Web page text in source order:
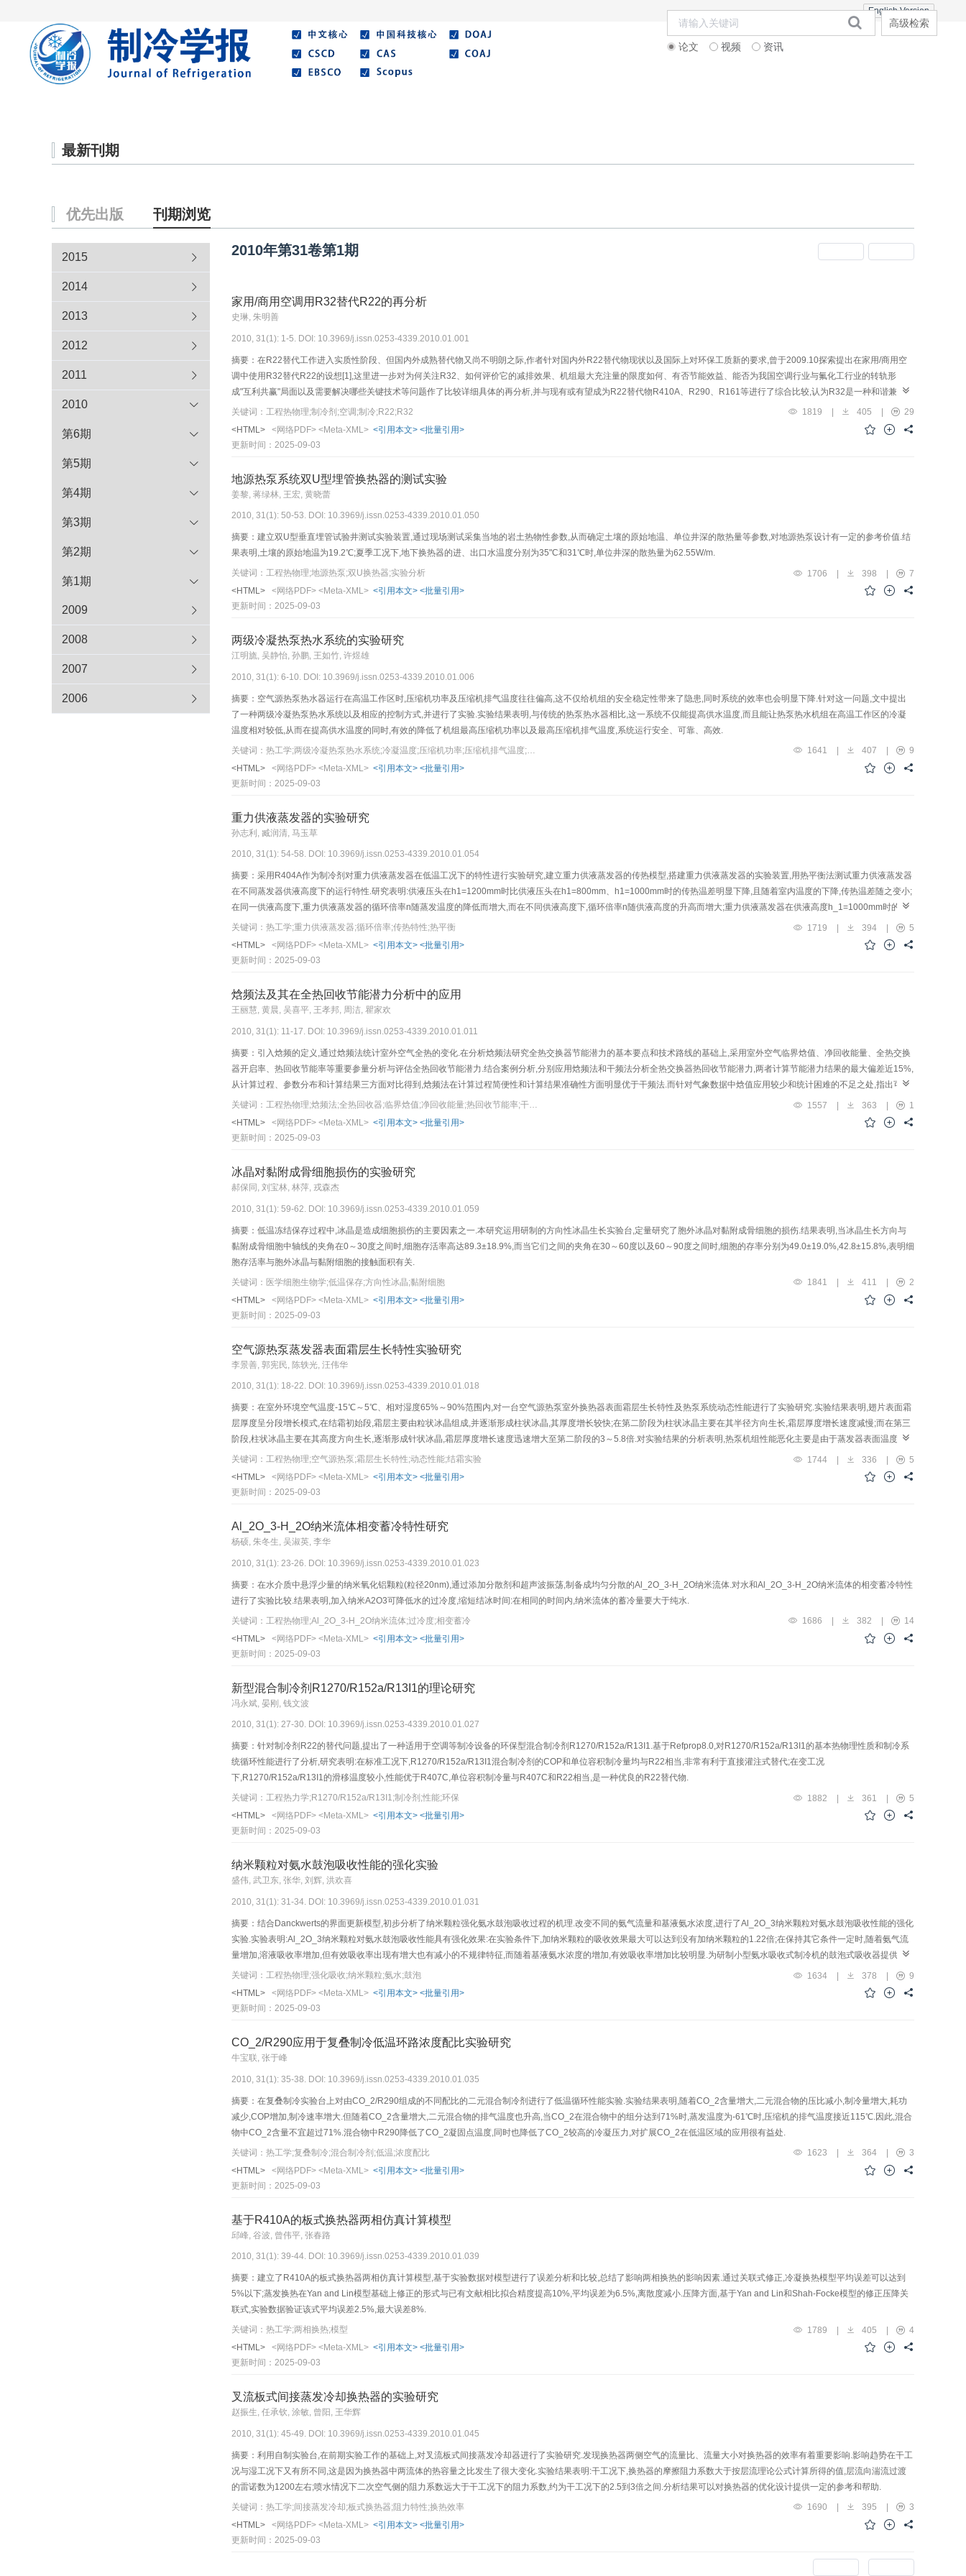
English Version
论文 视频 资讯
高级检索
最新刊期
优先出版 刊期浏览
2015
2014
2013
2012
2011
2010
第6期
第5期
第4期
第3期
第2期
第1期
2009
2008
2007
2006
2010年第31卷第1期
家用/商用空调用R32替代R22的再分析
史琳, 朱明善
2010, 31(1): 1-5. DOI: 10.3969/j.issn.0253-4339.2010.01.001
摘要：在R22替代工作进入实质性阶段、但国内外成熟替代物又尚不明朗之际,作者针对国内外R22替代物现状以及国际上对环保工质新的要求,曾于2009.10探索提出在家用/商用空
调中使用R32替代R22的设想[1],这里进一步对为何关注R32、如何评价它的减排效果、机组最大充注量的限度如何、有否节能效益、能否为我国空调行业与氟化工行业的转轨形
成"互利共赢"局面以及需要解决哪些关键技术等问题作了比较详细具体的再分析,并与现有或有望成为R22替代物R410A、R290、R161等进行了综合比较,认为R32是一种和谐兼顾减
排、节能、安全、市场和替代物转轨等诸方面要求的、很有前景的替代R22的长期制冷剂.
关键词：工程热物理;制冷剂;空调;制冷;R22;R32 1819 405
29
<HTML>
<网络PDF> <Meta-XML> <引用本文> <批量引用>
更新时间：2025-09-03
地源热泵系统双U型埋管换热器的测试实验
姜黎, 蒋绿林, 王宏, 黄晓蕾
2010, 31(1): 50-53. DOI: 10.3969/j.issn.0253-4339.2010.01.050
摘要：建立双U型垂直埋管试验井测试实验装置,通过现场测试采集当地的岩土热物性参数,从而确定土壤的原始地温、单位井深的散热量等参数,对地源热泵设计有一定的参考价值.结
果表明,土壤的原始地温为19.2℃;夏季工况下,地下换热器的进、出口水温度分别为35"C和31℃时,单位井深的散热量为62.55W/m.
关键词：工程热物理;地源热泵;双U换热器;实验分析
1706 | 398 |
7
<HTML>
<网络PDF> <Meta-XML> <引用本文> <批量引用>
更新时间：2025-09-03
两级冷凝热泵热水系统的实验研究
江明旒, 吴静怡, 孙鹏, 王如竹, 许煜雄
2010, 31(1): 6-10. DOI: 10.3969/j.issn.0253-4339.2010.01.006
摘要：空气源热泵热水器运行在高温工作区时,压缩机功率及压缩机排气温度往往偏高,这不仅给机组的安全稳定性带来了隐患,同时系统的效率也会明显下降.针对这一问题,文中提出
了一种两级冷凝热泵热水系统以及相应的控制方式,并进行了实验.实验结果表明,与传统的热泵热水器相比,这一系统不仅能提高供水温度,而且能让热泵热水机组在高温工作区的冷凝
温度相对较低,从而在提高供水温度的同时,有效的降低了机组最高压缩机功率以及最高压缩机排气温度,系统运行安全、可靠、高效.
关键词：热工学;两级冷凝热泵热水系统;冷凝温度;压缩机功率;压缩机排气温度;能效比
1641 407
9
<HTML>
<网络PDF> <Meta-XML> <引用本文> <批量引用>
更新时间：2025-09-03
重力供液蒸发器的实验研究
孙志利, 臧润清, 马玉草
2010, 31(1): 54-58. DOI: 10.3969/j.issn.0253-4339.2010.01.054
摘要：采用R404A作为制冷剂对重力供液蒸发器在低温工况下的特性进行实验研究,建立重力供液蒸发器的传热模型,搭建重力供液蒸发器的实验装置,用热平衡法测试重力供液蒸发器
在不同蒸发器供液高度下的运行特性.研究表明:供液压头在h1=1200mm时比供液压头在h1=800mm、h1=1000mm时的传热温差明显下降,且随着室内温度的下降,传热温差随之变小;
在同一供液高度下,重力供液蒸发器的循环倍率n随蒸发温度的降低而增大,而在不同供液高度下,循环倍率n随供液高度的升高而增大;重力供液蒸发器在供液高度h_1=1000mm时的制
冷量明显高于h_1=800mm时的制冷量,其最大增幅为16.9%;而h_1=1200
关键词：热工学;重力供液蒸发器;循环倍率;传热特性;热平衡 1719 394
5
<HTML>
<网络PDF> <Meta-XML> <引用本文> <批量引用>
更新时间：2025-09-03
焓频法及其在全热回收节能潜力分析中的应用
王丽慧, 黄晨, 吴喜平, 王孝邦, 周洁, 瞿家欢
2010, 31(1): 11-17. DOI: 10.3969/j.issn.0253-4339.2010.01.011
摘要：引入焓频的定义,通过焓频法统计室外空气全热的变化.在分析焓频法研究全热交换器节能潜力的基本要点和技术路线的基础上,采用室外空气临界焓值、净回收能量、全热交换
器开启率、热回收节能率等重要参量分析与评估全热回收节能潜力.结合案例分析,分别应用焓频法和干频法分析全热交换器热回收节能潜力,两者计算节能潜力结果的最大偏差近15%,
从计算过程、参数分布和计算结果三方面对比得到,焓频法在计算过程简便性和计算结果准确性方面明显优于干频法.而针对气象数据中焓值应用较少和统计困难的不足之处,指出可用
湿频法替代焓频法,两者节能潜力计算结果偏差较小,在3%以内.指出焓频法具有较好的应用前景和理论价值.
关键词：工程热物理;焓频法;全热回收器;临界焓值;净回收能量;热回收节能率;干频法 1557 | 363 |
1
<HTML>
<网络PDF> <Meta-XML> <引用本文> <批量引用>
更新时间：2025-09-03
冰晶对黏附成骨细胞损伤的实验研究
郝保同, 刘宝林, 林萍, 戎森杰
2010, 31(1): 59-62. DOI: 10.3969/j.issn.0253-4339.2010.01.059
摘要：低温冻结保存过程中,冰晶是造成细胞损伤的主要因素之一.本研究运用研制的方向性冰晶生长实验台,定量研究了胞外冰晶对黏附成骨细胞的损伤.结果表明,当冰晶生长方向与
黏附成骨细胞中轴线的夹角在0～30度之间时,细胞存活率高达89.3±18.9%,而当它们之间的夹角在30～60度以及60～90度之间时,细胞的存率分别为49.0±19.0%,42.8±15.8%,表明细
胞存活率与胞外冰晶与黏附细胞的接触面积有关.
关键词：医学细胞生物学;低温保存;方向性冰晶;黏附细胞
1841 411
2
<HTML>
<网络PDF> <Meta-XML> <引用本文> <批量引用>
更新时间：2025-09-03
空气源热泵蒸发器表面霜层生长特性实验研究
李景善, 郭宪民, 陈轶光, 汪伟华
2010, 31(1): 18-22. DOI: 10.3969/j.issn.0253-4339.2010.01.018
摘要：在室外环境空气温度-15℃～5℃、相对湿度65%～90%范围内,对一台空气源热泵室外换热器表面霜层生长特性及热泵系统动态性能进行了实验研究.实验结果表明,翅片表面霜
层厚度呈分段增长模式,在结霜初始段,霜层主要由粒状冰晶组成,并逐渐形成柱状冰晶,其厚度增长较快;在第二阶段为柱状冰晶主要在其半径方向生长,霜层厚度增长速度减慢;而在第三
阶段,柱状冰晶主要在其高度方向生长,逐渐形成针状冰晶,霜层厚度增长速度迅速增大至第二阶段的3～5.8倍.对实验结果的分析表明,热泵机组性能恶化主要是由于蒸发器表面温度下
降、霜晶形态变化引起霜层厚度快速增长及空气流动阻力增加导致风机流量下降三个因素之间形成的恶性循环所致
关键词：工程热物理;空气源热泵;霜层生长特性;动态性能;结霜实验 1744 | 336 |
5
<HTML>
<网络PDF> <Meta-XML> <引用本文> <批量引用>
更新时间：2025-09-03
Al_2O_3-H_2O纳米流体相变蓄冷特性研究
杨硕, 朱冬生, 吴淑英, 李华
2010, 31(1): 23-26. DOI: 10.3969/j.issn.0253-4339.2010.01.023
摘要：在水介质中悬浮少量的纳米氧化铝颗粒(粒径20nm),通过添加分散剂和超声波振荡,制备成均匀分散的Al_2O_3-H_2O纳米流体.对水和Al_2O_3-H_2O纳米流体的相变蓄冷特性
进行了实验比较.结果表明,加入纳米A2O3可降低水的过冷度,缩短结冰时间:在相同的时间内,纳米流体的蓄冷量要大于纯水.
关键词：工程热物理;Al_2O_3-H_2O纳米流体;过冷度;相变蓄冷
1686 382
14
<HTML>
<网络PDF> <Meta-XML> <引用本文> <批量引用>
更新时间：2025-09-03
新型混合制冷剂R1270/R152a/R13I1的理论研究
冯永斌, 晏刚, 钱文波
2010, 31(1): 27-30. DOI: 10.3969/j.issn.0253-4339.2010.01.027
摘要：针对制冷剂R22的替代问题,提出了一种适用于空调等制冷设备的环保型混合制冷剂R1270/R152a/R13I1.基于Refprop8.0,对R1270/R152a/R13I1的基本热物理性质和制冷系
统循环性能进行了分析,研究表明:在标准工况下,R1270/R152a/R13I1混合制冷剂的COP和单位容积制冷量均与R22相当,非常有利于直接灌注式替代;在变工况
下,R1270/R152a/R13I1的滑移温度较小,性能优于R407C,单位容积制冷量与R407C和R22相当,是一种优良的R22替代物.
关键词：工程热力学;R1270/R152a/R13I1;制冷剂;性能;环保
1882 361
5
<HTML>
<网络PDF> <Meta-XML> <引用本文> <批量引用>
更新时间：2025-09-03
纳米颗粒对氨水鼓泡吸收性能的强化实验
盛伟, 武卫东, 张华, 刘辉, 洪欢喜
2010, 31(1): 31-34. DOI: 10.3969/j.issn.0253-4339.2010.01.031
摘要：结合Danckwerts的界面更新模型,初步分析了纳米颗粒强化氨水鼓泡吸收过程的机理.改变不同的氨气流量和基液氨水浓度,进行了Al_2O_3纳米颗粒对氨水鼓泡吸收性能的强化
实验.实验表明:Al_2O_3纳米颗粒对氨水鼓泡吸收性能具有强化效果:在实验条件下,加纳米颗粒的吸收效果最大可以达到没有加纳米颗粒的1.22倍;在保持其它条件一定时,随着氨气流
量增加,溶液吸收率增加,但有效吸收率出现有增大也有减小的不规律特征,而随着基液氨水浓度的增加,有效吸收率增加比较明显.为研制小型氨水吸收式制冷机的鼓泡式吸收器提供参
考.
关键词：工程热物理;强化吸收;纳米颗粒;氨水;鼓泡 1634 | 378 |
9
<HTML>
<网络PDF> <Meta-XML> <引用本文> <批量引用>
更新时间：2025-09-03
CO_2/R290应用于复叠制冷低温环路浓度配比实验研究
牛宝联, 张于峰
2010, 31(1): 35-38. DOI: 10.3969/j.issn.0253-4339.2010.01.035
摘要：在复叠制冷实验台上对由CO_2/R290组成的不同配比的二元混合制冷剂进行了低温循环性能实验.实验结果表明,随着CO_2含量增大,二元混合物的压比减小,制冷量增大,耗功
减少,COP增加,制冷速率增大.但随着CO_2含量增大,二元混合物的排气温度也升高,当CO_2在混合物中的组分达到71%时,蒸发温度为-61℃时,压缩机的排气温度接近115℃.因此,混合
物中CO_2含量不宜超过71%.混合物中R290降低了CO_2凝固点温度,同时也降低了CO_2较高的冷凝压力,对扩展CO_2在低温区域的应用很有益处.
关键词：热工学;复叠制冷;混合制冷剂;低温;浓度配比
1623 364
3
<HTML>
<网络PDF> <Meta-XML> <引用本文> <批量引用>
更新时间：2025-09-03
基于R410A的板式换热器两相仿真计算模型
邱峰, 谷波, 曾伟平, 张春路
2010, 31(1): 39-44. DOI: 10.3969/j.issn.0253-4339.2010.01.039
摘要：建立了R410A的板式换热器两相仿真计算模型,基于实验数据对模型进行了误差分析和比较,总结了影响两相换热的影响因素.通过关联式修正,冷凝换热模型平均误差可以达到
5%以下;蒸发换热在Yan and Lin模型基础上修正的形式与已有文献相比拟合精度提高10%,平均误差为6.5%,离散度减小.压降方面,基于Yan and Lin和Shah-Focke模型的修正压降关
联式,实验数据验证该式平均误差2.5%,最大误差8%.
关键词：热工学;两相换热;模型
1789 | 405 |
4
<HTML>
<网络PDF> <Meta-XML> <引用本文> <批量引用>
更新时间：2025-09-03
叉流板式间接蒸发冷却换热器的实验研究
赵振生, 任承钦, 涂敏, 曾阳, 王华辉
2010, 31(1): 45-49. DOI: 10.3969/j.issn.0253-4339.2010.01.045
摘要：利用自制实验台,在前期实验工作的基础上,对叉流板式间接蒸发冷却器进行了实验研究.发现换热器两侧空气的流量比、流量大小对换热器的效率有着重要影响.影响趋势在干工
况与湿工况下又有所不同,这是因为换热器中两流体的热容量之比发生了很大变化.实验结果表明:干工况下,换热器的摩擦阻力系数大于按层流理论公式计算所得的值,层流向湍流过渡
的雷诺数为1200左右;喷水情况下二次空气侧的阻力系数远大于干工况下的阻力系数,约为干工况下的2.5到3倍之间.分析结果可以对换热器的优化设计提供一定的参考和帮助.
关键词：热工学;间接蒸发冷却;板式换热器;阻力特性;换热效率
1690 395
3
<HTML>
<网络PDF> <Meta-XML> <引用本文> <批量引用>
更新时间：2025-09-03